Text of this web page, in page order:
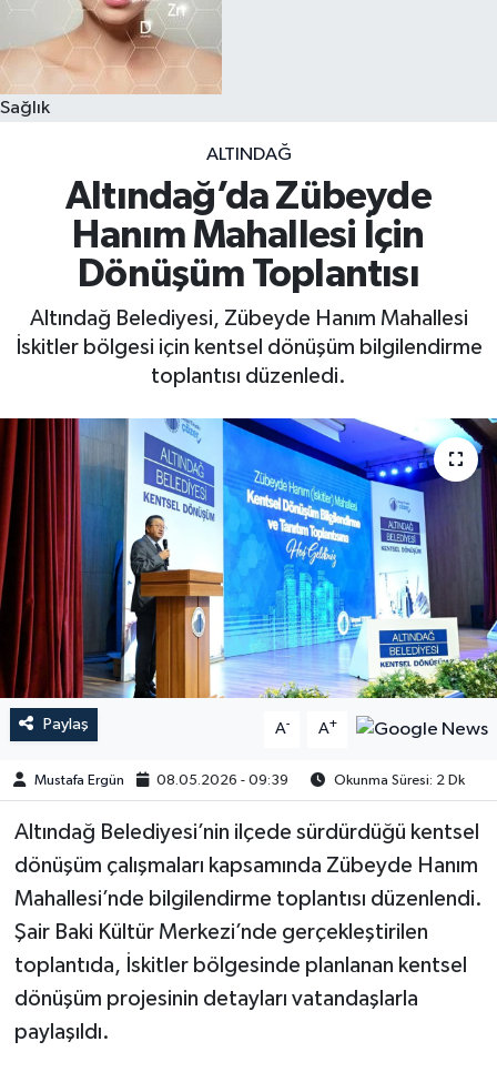
Sağlık
ALTINDAĞ
Altındağ’da Zübeyde
Hanım Mahallesi İçin
Dönüşüm Toplantısı
Altındağ Belediyesi, Zübeyde Hanım Mahallesi
İskitler bölgesi için kentsel dönüşüm bilgilendirme
toplantısı düzenledi.
Paylaş A- A+
Mustafa Ergün 08.05.2026 - 09:39 Okunma Süresi: 2 Dk
​​​​​​Altındağ Belediyesi’nin ilçede sürdürdüğü kentsel
dönüşüm çalışmaları kapsamında Zübeyde Hanım
Mahallesi’nde bilgilendirme toplantısı düzenlendi.
Şair Baki Kültür Merkezi’nde gerçekleştirilen
toplantıda, İskitler bölgesinde planlanan kentsel
dönüşüm projesinin detayları vatandaşlarla
paylaşıldı.